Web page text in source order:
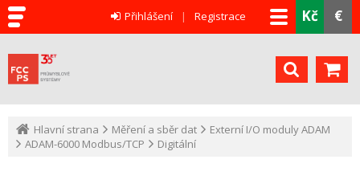
Kč €
Přihlášení Registrace
Hlavní strana Měření a sběr dat
Externí I/O moduly ADAM
ADAM-6000 Modbus/TCP
Digitální